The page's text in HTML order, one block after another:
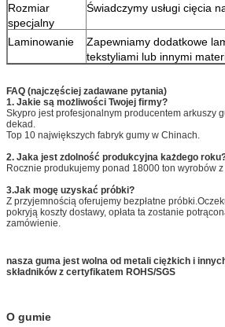
Rozmiar
specjalny
Świadczymy usługi cięcia
Laminowanie
Zapewniamy dodatkowe
tekstyliami lub innymi
FAQ (najczęściej zadawane pytania)
1. Jakie są możliwości Twojej firmy?
Skypro jest profesjonalnym producentem arkuszy
dekad.
Top 10 największych fabryk gumy w Chinach.
2. Jaka jest zdolność produkcyjna każdego
Rocznie produkujemy ponad 18000 ton wyrobów z
3.Jak mogę uzyskać próbki?
Z przyjemnością oferujemy bezpłatne
pokryją koszty dostawy, opłata ta zostanie
zamówienie.
nasza guma jest wolna od metali ciężkich i
składników z certyfikatem ROHS/SGS
O gumie